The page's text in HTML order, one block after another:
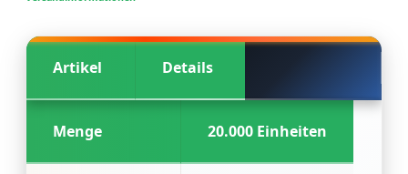
Artikel Details
Menge 20.000 Einheiten